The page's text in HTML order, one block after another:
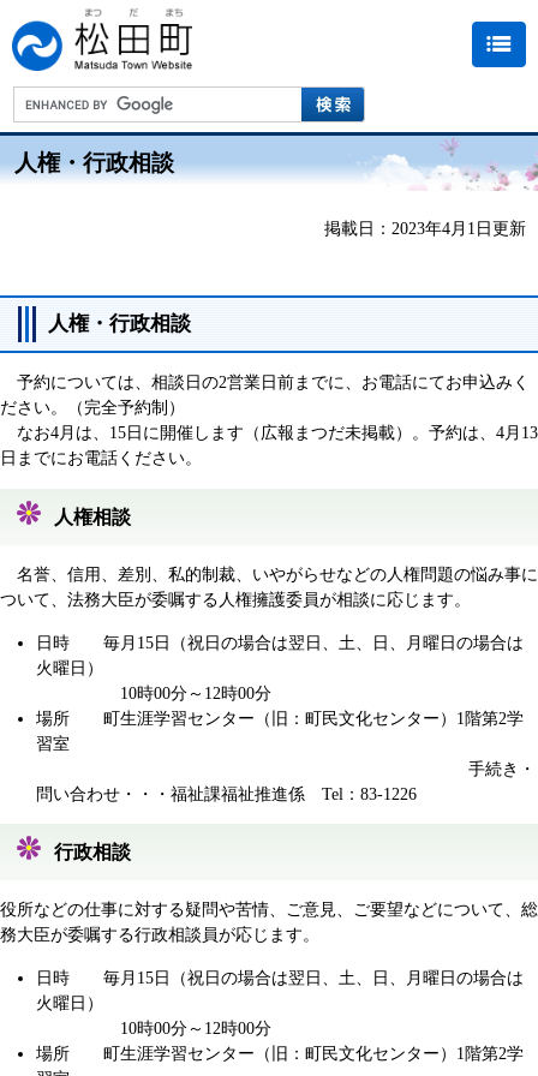
人権・行政相談
掲載日：2023年4月1日更新
人権・行政相談
予約については、相談日の2営業日前までに、お電話にてお申込みく
ださい。（完全予約制）
なお4月は、15日に開催します（広報まつだ未掲載）。予約は、4月13
日までにお電話ください。
人権相談
名誉、信用、差別、私的制裁、いやがらせなどの人権問題の悩み事に
ついて、法務大臣が委嘱する人権擁護委員が相談に応じます。
日時 毎月15日（祝日の場合は翌日、土、日、月曜日の場合は
火曜日）
10時00分～12時00分
場所 町生涯学習センター（旧：町民文化センター）1階第2学
習室
手続き・
問い合わせ・・・福祉課福祉推進係 Tel：83-1226
行政相談
役所などの仕事に対する疑問や苦情、ご意見、ご要望などについて、総
務大臣が委嘱する行政相談員が応じます。
日時 毎月15日（祝日の場合は翌日、土、日、月曜日の場合は
火曜日）
10時00分～12時00分
場所 町生涯学習センター（旧：町民文化センター）1階第2学